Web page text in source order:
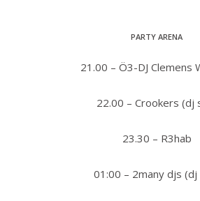
PARTY ARENA
21.00 – Ö3-DJ Clemens
22.00 – Crookers (dj
23.30 – R3hab
01:00 – 2many djs